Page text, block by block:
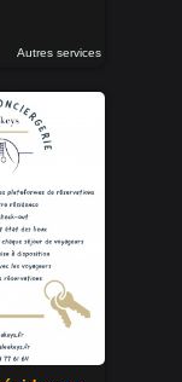
Autres services